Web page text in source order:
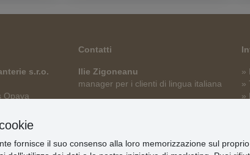
s.r.o.
Opava
Contatti
Ilie Zigoneanu
manager per i clienti di lingua italiana
»
»
»
fornisce il suo consenso alla loro memorizzazione sul